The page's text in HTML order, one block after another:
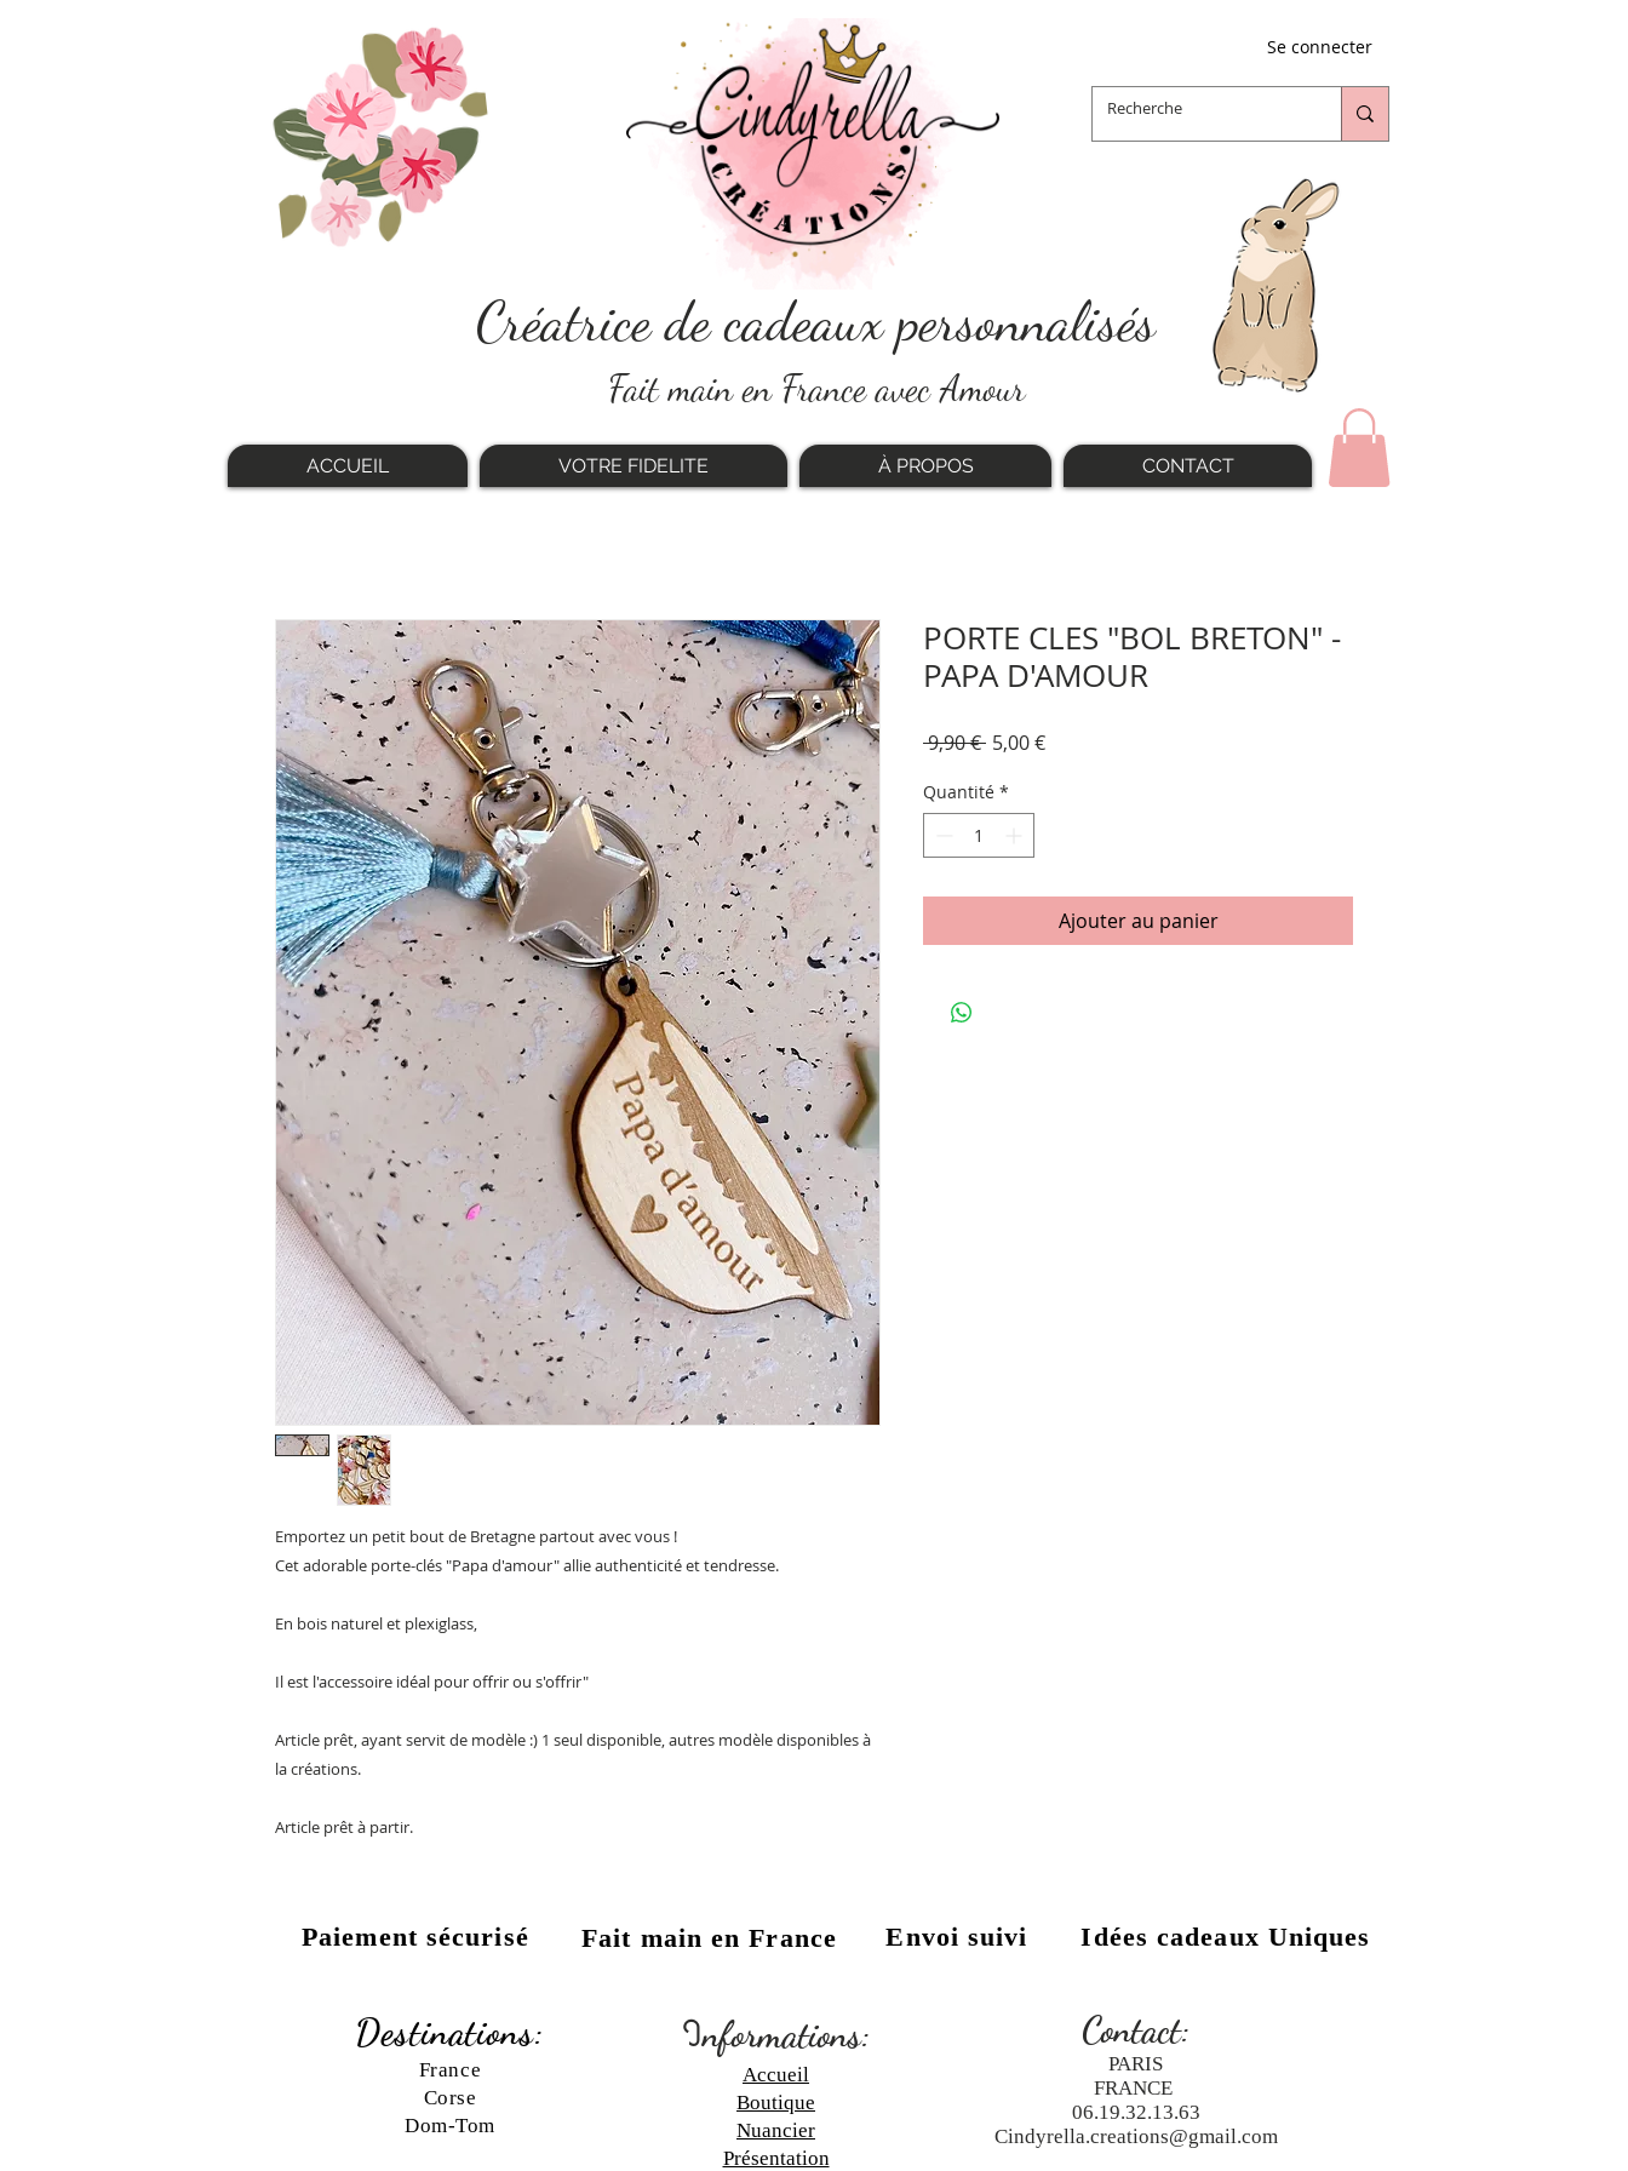
Se connecter
Créatrice de cadeaux personnalisés
Fait main en France avec Amour
ACCUEIL VOTRE FIDELITE À PROPOS CONTACT
Emportez un petit bout de Bretagne partout avec vous !
Cet adorable porte-clés "Papa d'amour" allie authenticité et tendresse.
En bois naturel et plexiglass,
Il est l'accessoire idéal pour offrir ou s'offrir"
Article prêt, ayant servit de modèle :) 1 seul disponible, autres modèle disponibles à
la créations.
Article prêt à partir.
PORTE CLES "BOL BRETON" -
PAPA D'AMOUR
9,90 € Prix
5,00 €Prix
Quantité *
Ajouter au panier
Paiement sécurisé Fait main en France Envoi suivi Idées cadeaux Uniques
Destinations:
France
Corse
Dom-Tom
Informations:
Accueil
Boutique
Nuancier
Présentation
Contact:
PARIS
FRANCE
06.19.32.13.63
Cindyrella.creations@gmail.com